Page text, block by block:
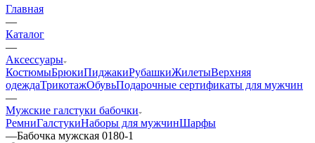
Главная
—
Каталог
—
Аксессуары
КостюмыБрюкиПиджакиРубашкиЖилетыВерхняя
одеждаТрикотажОбувьПодарочные сертификаты для мужчин
—
Мужские галстуки бабочки
РемниГалстукиНаборы для мужчинШарфы
—Бабочка мужская 0180-1